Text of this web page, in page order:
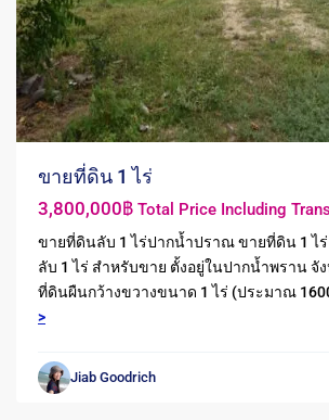
ขายที่ดิน 1 ไร่
3,800,000฿ Total Price Including
ขายที่ดินลับ 1 ไร่ปากน้ำปราณ ขายที่ดิน 1 ไ
ลับ 1 ไร่ สำหรับขาย ตั้งอยู่ในปากน้ำพราน จั
ที่ดินผืนกว้างขวางขนาด 1 ไร่ (ประมาณ
>
Jiab Goodrich